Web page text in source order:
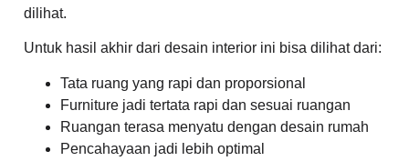
dilihat.
Untuk hasil akhir dari desain interior ini bisa dilihat dari:
Tata ruang yang rapi dan proporsional
Furniture jadi tertata rapi dan sesuai ruangan
Ruangan terasa menyatu dengan desain rumah
Pencahayaan jadi lebih optimal